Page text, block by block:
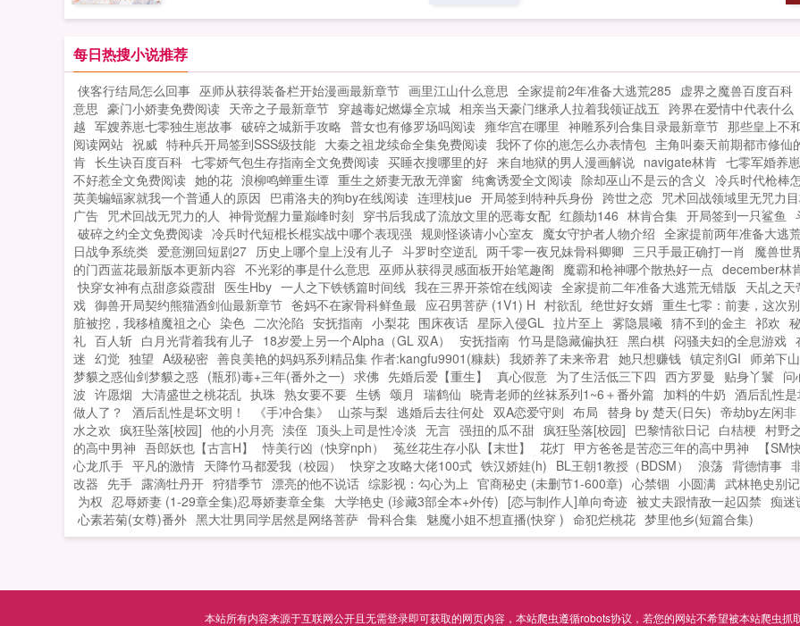
离开后，萧天择却又疯魔一般，全世界寻
她。不成想，她早已另有良配。他癫狂的
将她抵在墙上，赤红着眼...
每日热搜小说推荐
侠客行结局怎么回事 巫师从获得装备栏开始漫画最新章节 画里江山什么意思 全家提前2年准备大逃荒285 虚界之魔兽百度百科
意思 豪门小娇妻免费阅读 天帝之子最新章节 穿越毒妃燃爆全京城 相亲当天豪门继承人拉着我领证战五 跨界在爱情中代表什么
越 军嫂养崽七零独生崽故事 破碎之城新手攻略 普女也有修罗场吗阅读 雍华宫在哪里 神雕系列合集目录最新章节 那些皇上不
阅读网站 祝威 特种兵开局签到SSS级技能 大秦之祖龙续命全集免费阅读 我怀了你的崽怎么办表情包 主角叫秦天前期都市修仙
肯 长生诀百度百科 七零娇气包生存指南全文免费阅读 买睡衣搜哪里的好 来自地狱的男人漫画解说 navigate林肯 七零军婚养
不好惹全文免费阅读 她的花 浪柳鸣蝉重生谭 重生之娇妻无敌无弹窗 纯禽诱爱全文阅读 除却巫山不是云的含义 冷兵时代枪棒
英美蝙蝠家就我一个普通人的原因 巴甫洛夫的狗by在线阅读 连理枝jue 开局签到特种兵身份 跨世之恋 咒术回战领域里无咒力
广告 咒术回战无咒力的人 神骨觉醒力量巅峰时刻 穿书后我成了流放文里的恶毒女配 红颜劫146 林肯合集 开局签到一只鲨鱼
破碎之约全文免费阅读 冷兵时代短棍长棍实战中哪个表现强 规则怪谈请小心室友 魔女守护者人物介绍 全家提前两年准备大逃
日战争系统类 爱意溯回短剧27 历史上哪个皇上没有儿子 斗罗时空逆乱 两千零一夜兄妹骨科卿卿 三只手最正确打一肖 魔兽世
的门西蓝花最新版本更新内容 不光彩的事是什么意思 巫师从获得灵感面板开始笔趣阁 魔霸和枪神哪个散热好一点 december林
快穿女神有点甜彦焱霞甜 医生Hby 一人之下铁锈篇时间线 我在三界开茶馆在线阅读 全家提前二年准备大逃荒无错版 天乩之天
戏 御兽开局契约熊猫酒剑仙最新章节 爸妈不在家骨科鲜鱼最 应召男菩萨 (1V1) H 村欲乱 绝世好女婿 重生七零：前妻，这次别
脏被挖，我移植魔祖之心 染色 二次沦陷 安抚指南 小梨花 围床夜话 星际入侵GL 拉片至上 雾隐晨曦 猜不到的金主 祁欢
礼 百人斩 白月光背着我有儿子 18岁爱上另一个Alpha（GL 双A） 安抚指南 竹马是隐藏偏执狂 黑白棋 闷骚夫妇的全息游戏
迷 幻觉 独望 A级秘密 善良美艳的妈妈系列精品集 作者:kangfu9901(糠麸) 我娇养了未来帝君 她只想赚钱 镇定剂GI 师弟下
梦貘之惑仙剑梦貘之惑 (瓶邪)毒+三年(番外之一) 求佛 先婚后爱【重生】 真心假意 为了生活低三下四 西方罗曼 贴身丫鬟 问
波 许愿烟 大清盛世之桃花乱 执珠 熟女要不要 生锈 颂月 瑞鹤仙 晓青老师的丝袜系列1~6＋番外篇 加料的牛奶 酒后乱性是
做人了？
酒后乱性是坏文明！ 《手冲合集》 山茶与梨 逃婚后去往何处 双A恋爱守则 布局 替身 by 楚天(日矢) 帝劫by左闲非
水之欢 疯狂坠落[校园] 他的小月亮 渎侄 顶头上司是性冷淡 无言 强扭的瓜不甜 疯狂坠落[校园] 巴黎情欲日记 白桔梗 村野
的高中男神 吾郎妖也【古言H】 恃美行凶（快穿nph） 菟丝花生存小队【末世】 花灯 甲方爸爸是苦恋三年的高中男神 【SM
心龙爪手 平凡的激情 天降竹马都爱我（校园） 快穿之攻略大佬100式 铁汉娇娃(h) BL王朝1教授（BDSM） 浪荡 背德情事
改器 先手 露滴牡丹开 狩猎季节 漂亮的他不说话 综影视：勾心为上 官商秘史 (未删节1-600章) 心禁锢 小圆满 武林艳史别记
为权 忍辱娇妻 (1-29章全集)忍辱娇妻章全集 大学艳史 (珍藏3部全本+外传) [恋与制作人]单向奇迹 被丈夫跟情敌一起囚禁 痴迷
心素若菊(女尊)番外 黑大壮男同学居然是网络菩萨 骨科合集 魅魔小姐不想直播(快穿 ) 命犯烂桃花 梦里他乡(短篇合集)
本站所有内容来源于互联网公开且无需登录即可获取的网页内容，本站爬虫遵循robots协议，若您的网站不希望被本站爬虫抓